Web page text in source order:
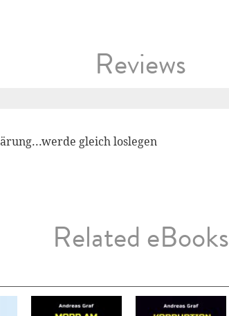
Reviews
gleich loslegen
Related eBooks